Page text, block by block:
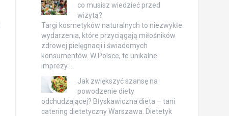
co musisz wiedzieć przed
wizytą?
Targi kosmetyków naturalnych to niezwykłe
wydarzenia, które przyciągają miłośników
zdrowej pielęgnacji i świadomych
konsumentów. W Polsce, te unikalne
imprezy …
Jak zwiększyć szansę na
powodzenie diety
odchudzającej? Błyskawiczna dieta – tani
catering dietetyczny Warszawa. Dietetyk